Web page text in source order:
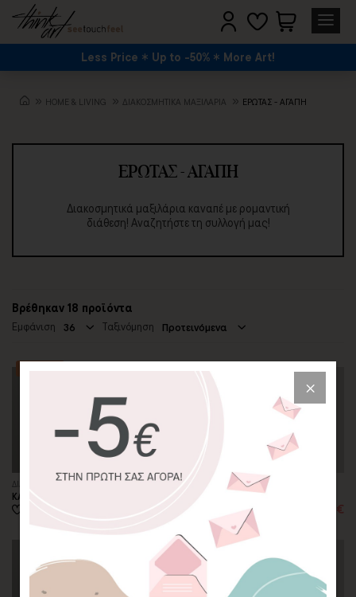
Less Price Up to -50% More Art!
HOME & LIVING ΔΙΑΚΟΣΜΗΤΙΚΑ ΜΑΞΙΛΑΡΙΑ ΈΡΩΤΑΣ - ΑΓΆΠΗ
ΈΡΩΤΑΣ - ΑΓΆΠΗ
Διακοσμητικά μαξιλάρια καναπέ με ρομαντική
διάθεση! Αναζητήστε τη συλλογή μας!
Βρέθηκαν 18 προϊόντα
Εμφάνιση 36 Ταξινόμηση Προτεινόμενα
ΔΙΑΚΟΣΜΗΤΙΚΟ ΜΑΞΙΛΑΡΙ
ΚΑΡΔΙΕΣ ΜΕ ΠΕΤΑΛΟΥΔΕΣ
ΔΙΑΚΟΣΜΗΤΙΚΟ ΜΑΞΙΛΑΡΙ
ΠΙΝΕΛΙΕΣ ΑΓΑΠΗΣ
16,00€